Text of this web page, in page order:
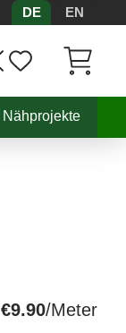
DE
EN
Nähprojekte
€9.90/Meter